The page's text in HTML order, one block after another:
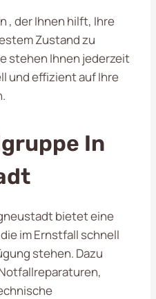
, der Ihnen hilft, Ihre
Zustand zu
stehen Ihnen jederzeit
und effizient auf Ihre
In
bietet eine
im Ernstfall schnell
stehen. Dazu